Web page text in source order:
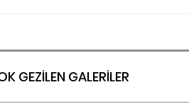
GEZİLEN GALERİLER